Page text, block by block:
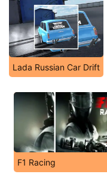
Lada Russian Car Drift
F1 Racing